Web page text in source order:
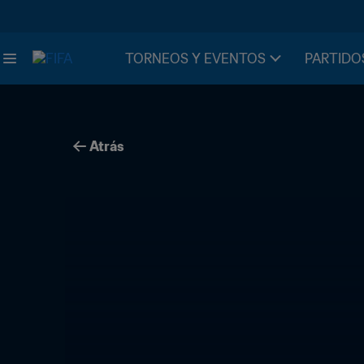
TORNEOS Y EVENTOS
Atrás